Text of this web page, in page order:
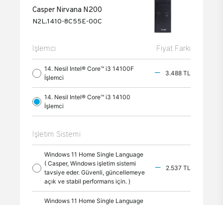
Casper Nirvana N200
N2L.1410-8C55E-00C
İşlemci Fiyat Farkı
14. Nesil Intel® Core™ i3 14100F
İşlemci
3.488 TL
14. Nesil Intel® Core™ i3 14100
İşlemci
İşletim Sistemi
Windows 11 Home Single Language
( Casper, Windows işletim sistemi
tavsiye eder. Güvenli, güncellemeye
açık ve stabil performans için. )
2.537 TL
Windows 11 Home Single Language